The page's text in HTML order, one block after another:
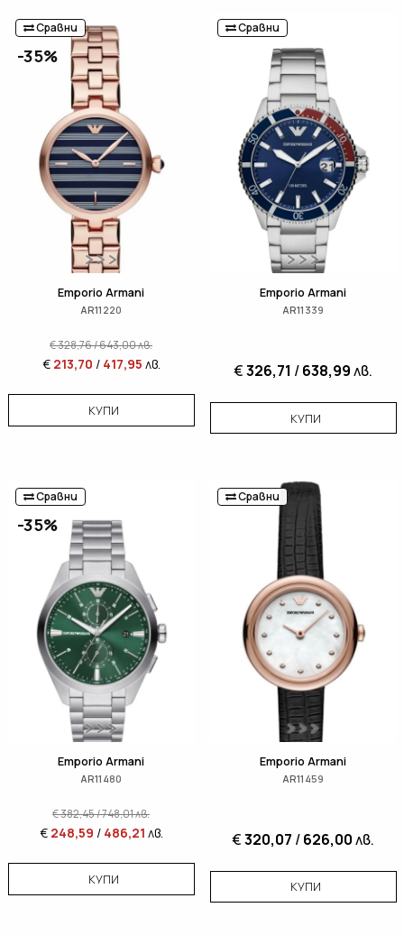
Сравни
-35%
Emporio Armani
AR11220
€328,76/643,00лв.
€ 213,70 / 417,95 лв.
КУПИ
Сравни
Emporio Armani
AR11339
€326,71 /638,99лв.
КУПИ
Сравни
-35%
Emporio Armani
AR11480
€382,45/748,01лв.
€ 248,59 / 486,21 лв.
КУПИ
Сравни
Emporio Armani
AR11459
€320,07 /626,00лв.
КУПИ